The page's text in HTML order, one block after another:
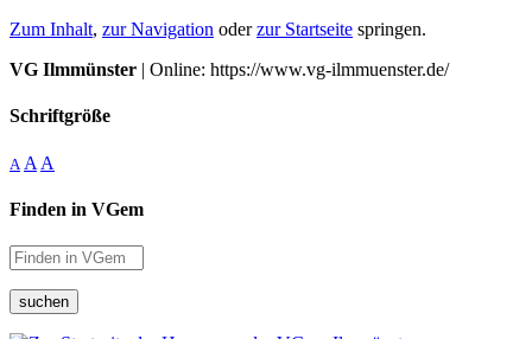
Zum Inhalt, zur Navigation oderzur Startseite springen.
VG Ilmmünster | Online: https://www.vg-ilmmuenster.de/
Schriftgröße
A A A
Finden in VGem
suchen